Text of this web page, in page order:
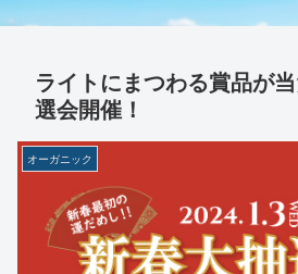
ライトにまつわる賞品が
選会開催！
オーガニック